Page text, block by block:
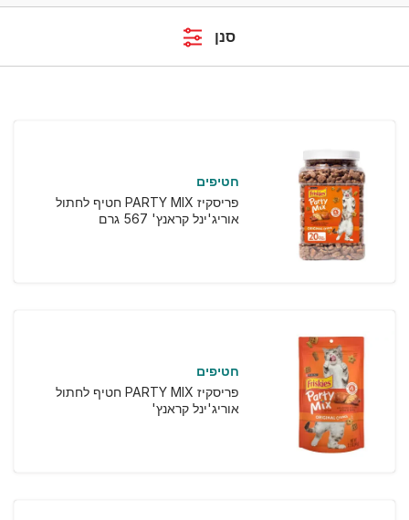
סנן
חטיפים
פריסקיז PARTY MIX חטיף לחתול
אוריג'ינל קראנץ' 567 גרם
חטיפים
פריסקיז PARTY MIX חטיף לחתול
אוריג'ינל קראנץ'